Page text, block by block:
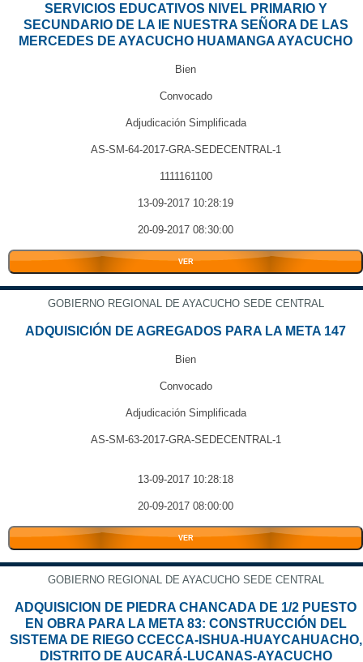
SERVICIOS EDUCATIVOS NIVEL PRIMARIO Y
SECUNDARIO DE LA IE NUESTRA SEÑORA DE LAS
MERCEDES DE AYACUCHO HUAMANGA AYACUCHO
Bien
Convocado
Adjudicación Simplificada
AS-SM-64-2017-GRA-SEDECENTRAL-1
1111161100
13-09-2017 10:28:19
20-09-2017 08:30:00
VER
GOBIERNO REGIONAL DE AYACUCHO SEDE CENTRAL
ADQUISICIÓN DE AGREGADOS PARA LA META 147
Bien
Convocado
Adjudicación Simplificada
AS-SM-63-2017-GRA-SEDECENTRAL-1
13-09-2017 10:28:18
20-09-2017 08:00:00
VER
GOBIERNO REGIONAL DE AYACUCHO SEDE CENTRAL
ADQUISICION DE PIEDRA CHANCADA DE 1/2 PUESTO
EN OBRA PARA LA META 83: CONSTRUCCIÓN DEL
SISTEMA DE RIEGO CCECCA-ISHUA-HUAYCAHUACHO,
DISTRITO DE AUCARÁ-LUCANAS-AYACUCHO